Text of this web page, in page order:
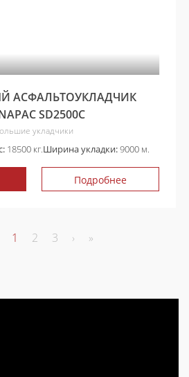
АСФАЛЬТОУКЛАДЧИК
SD2500C
укладчики
18500 кг.Ширина укладки:9000 м.
Подробнее
1 2 3 › »